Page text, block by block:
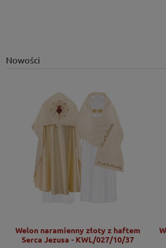
Nowości
Welon naramienny złoty z haftem
Serca Jezusa - KWL/027/10/37